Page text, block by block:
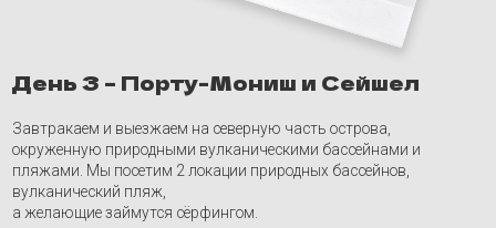
Запланированные
даты